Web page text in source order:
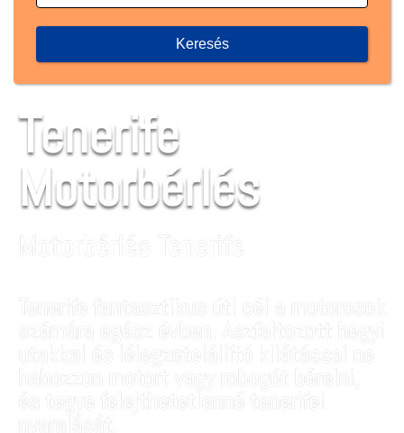
Keresés
Tenerife
Motorbérlés